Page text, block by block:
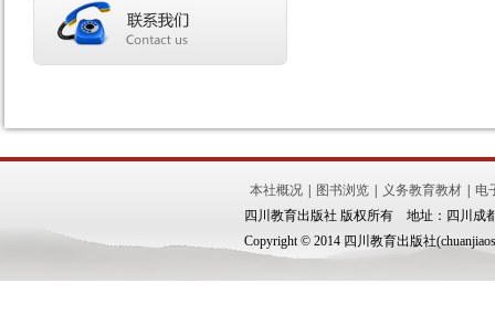
本社概况 图书浏览 义务教育教材
电
四川教育出版社 版权所有 地址：四川成
Copyright © 2014 四川教育出版社